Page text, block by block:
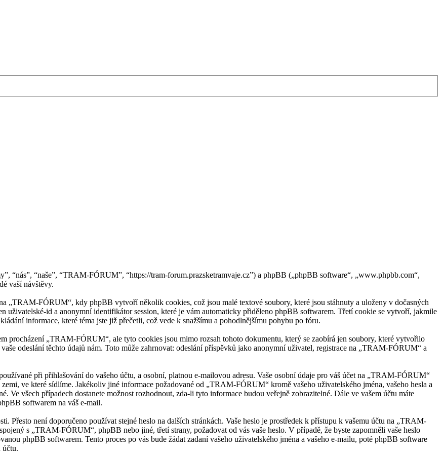
“nás”, “naše”, “TRAM-FÓRUM”, “https://tram-forum.prazsketramvaje.cz”) a phpBB („phpBB software“, „www.phpbb.com“,
vaší návštěvy.
„TRAM-FÓRUM“, kdy phpBB vytvoří několik cookies, což jsou malé textové soubory, které jsou stáhnuty a uloženy v dočasných
uživatelské-id a anonymní identifikátor session, které je vám automaticky přiděleno phpBB softwarem. Třetí cookie se vytvoří, jakmile
informace, které téma jste již přečetli, což vede k snažšímu a pohodlnějšímu pohybu po fóru.
procházení „TRAM-FÓRUM“, ale tyto cookies jsou mimo rozsah tohoto dokumentu, který se zaobírá jen soubory, které vytvořilo
odeslání těchto údajů nám. Toto může zahrnovat: odeslání příspěvků jako anonymní uživatel, registrace na „TRAM-FÓRUM“ a
při přihlašování do vašeho účtu, a osobní, platnou e-mailovou adresu. Vaše osobní údaje pro váš účet na „TRAM-FÓRUM“
ve které sídlíme. Jakékoliv jiné informace požadované od „TRAM-FÓRUM“ kromě vašeho uživatelského jména, vašeho hesla a
Ve všech případech dostanete možnost rozhodnout, zda-li tyto informace budou veřejně zobrazitelné. Dále ve vašem účtu máte
softwarem na váš e-mail.
Přesto není doporučeno používat stejné heslo na dalších stránkách. Vaše heslo je prostředek k přístupu k vašemu účtu na „TRAM-
s „TRAM-FÓRUM“, phpBB nebo jiné, třetí strany, požadovat od vás vaše heslo. V případě, že byste zapomněli vaše heslo
phpBB softwarem. Tento proces po vás bude žádat zadaní vašeho uživatelského jména a vašeho e-mailu, poté phpBB software
účtu.